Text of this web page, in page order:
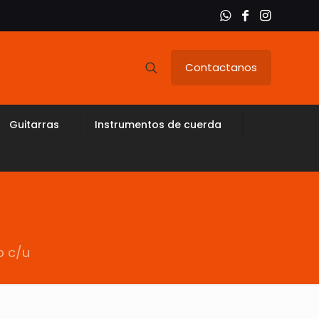
Contactanos
Guitarras Instrumentos de cuerda
c/u